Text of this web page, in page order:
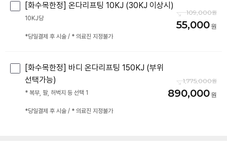
[화수목한정] 온다리프팅 10KJ (30KJ 이상시)
10KJ당
*당일결제 후 시술 / * 의료진 지정불가
109,000
55,000
[화수목한정] 바디 온다리프팅 150KJ (부위
선택가능)
* 복부, 팔, 허벅지 등 선택 1
*당일결제 후 시술 / * 의료진 지정불가
1,775,000
890,000